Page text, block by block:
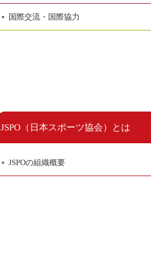
国際交流・国際協力
JSPO（ 日本スポーツ協会）とは
JSPOの組織概要